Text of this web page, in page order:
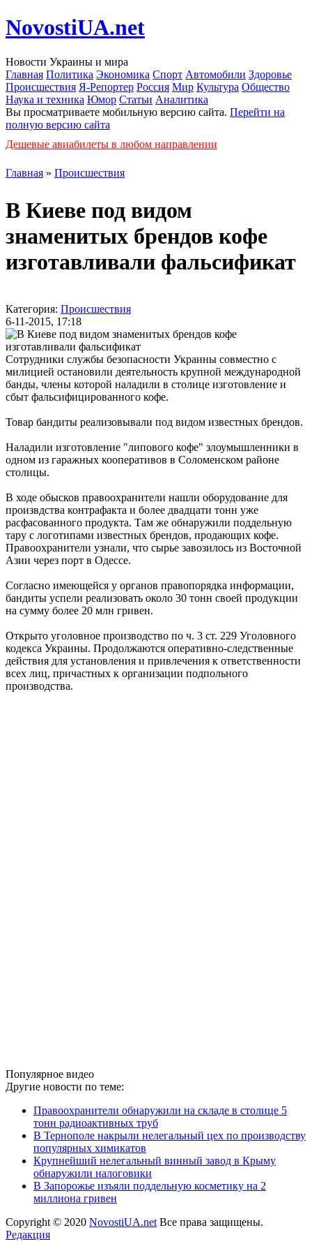
NovostiUA.net
Новости Украины и мира
Главная Политика Экономика Спорт Автомобили Здоровье
Происшествия Я-Репортер Россия Мир Культура Общество
Наука и техника Юмор Статьи Аналитика
Вы просматриваете мобильную версию сайта. Перейти на
полную версию сайта
Дешевые авиабилеты в любом направлении
Главная » Происшествия
В Киеве под видом
знаменитых брендов кофе
изготавливали фальсификат
Категория: Происшествия
6-11-2015, 17:18
Сотрудники службы безопасности Украины совместно с
милицией остановили деятельность крупной международной
банды, члены которой наладили в столице изготовление и
сбыт фальсифицированного кофе.
Товар бандиты реализовывали под видом известных брендов.
Наладили изготовление "липового кофе" злоумышленники в
одном из гаражных кооперативов в Соломенском районе
столицы.
В ходе обысков правоохранители нашли оборудование для
произвдства контрафакта и более двадцати тонн уже
расфасованного продукта. Там же обнаружили поддельную
тару с логотипами известных брендов, продающих кофе.
Правоохранители узнали, что сырье завозилось из Восточной
Азии через порт в Одессе.
Согласно имеющейся у органов правопорядка информации,
бандиты успели реализовать около 30 тонн своей продукции
на сумму более 20 млн гривен.
Открыто уголовное производство по ч. 3 ст. 229 Уголовного
кодекса Украины. Продолжаются оперативно-следственные
действия для установления и привлечения к ответственности
всех лиц, причастных к организации подпольного
производства.
Популярное видео
Другие новости по теме:
Правоохранители обнаружили на складе в столице 5
тонн радиоактивных труб
В Тернополе накрыли нелегальный цех по производству
популярных химикатов
Крупнейший нелегальный винный завод в Крыму
обнаружили налоговики
В Запорожье изъяли поддельную косметику на 2
миллиона гривен
Copyright © 2020 NovostiUA.net Все права защищены.
Редакция